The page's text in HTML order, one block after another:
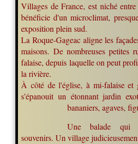
Villages de France, est niché
bénéficie d'un microclimat,
exposition plein sud.
La Roque-Gageac aligne les
maisons. De nombreuses petites
falaise, depuis laquelle on peut
la rivière.
À côté de l'église, à mi-falaise et
s'épanouit un étonnant jardin
bananiers, agaves,
Une balade qui
souvenirs. Un village